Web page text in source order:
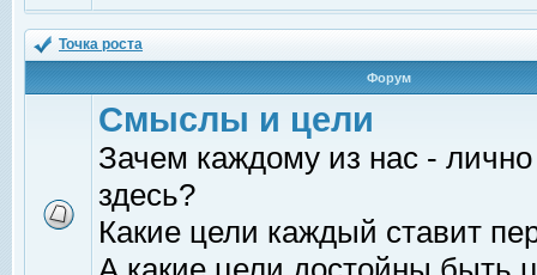
Точка роста
Форум
Смыслы и цели
Зачем каждому из нас -
здесь?
Какие цели каждый ставит